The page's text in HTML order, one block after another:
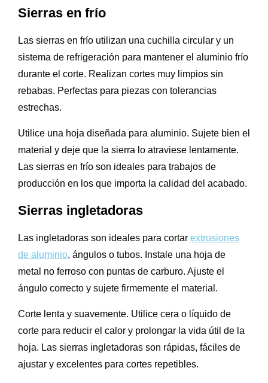
Sierras en frío
Las sierras en frío utilizan una cuchilla circular y un
sistema de refrigeración para mantener el aluminio frío
durante el corte. Realizan cortes muy limpios sin
rebabas. Perfectas para piezas con tolerancias
estrechas.
Utilice una hoja diseñada para aluminio. Sujete bien el
material y deje que la sierra lo atraviese lentamente.
Las sierras en frío son ideales para trabajos de
producción en los que importa la calidad del acabado.
Sierras ingletadoras
Las ingletadoras son ideales para cortar extrusiones
de aluminio, ángulos o tubos. Instale una hoja de
metal no ferroso con puntas de carburo. Ajuste el
ángulo correcto y sujete firmemente el material.
Corte lenta y suavemente. Utilice cera o líquido de
corte para reducir el calor y prolongar la vida útil de la
hoja. Las sierras ingletadoras son rápidas, fáciles de
ajustar y excelentes para cortes repetibles.